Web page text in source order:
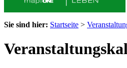
Sie sind hier: Startseite >